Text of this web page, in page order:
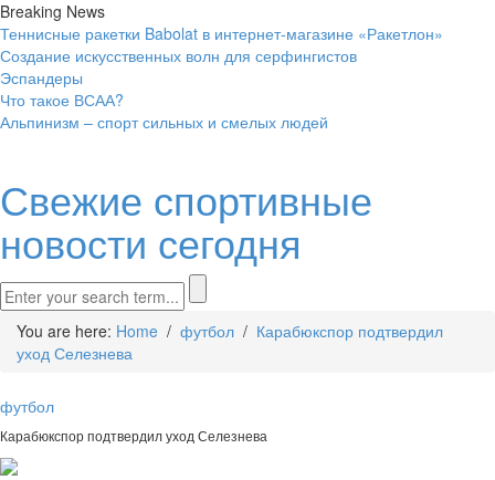
Breaking News
Теннисные ракетки Babolat в интернет-магазине «Ракетлон»
Создание искусственных волн для серфингистов
Эспандеры
Что такое ВСАА?
Альпинизм – спорт сильных и смелых людей
Свежие спортивные
новости сегодня
You are here: Home / футбол / Карабюкспор подтвердил
уход Селезнева
футбол
Карабюкспор подтвердил уход Селезнева